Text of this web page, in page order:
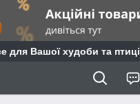
для Вашої худоби та птиці